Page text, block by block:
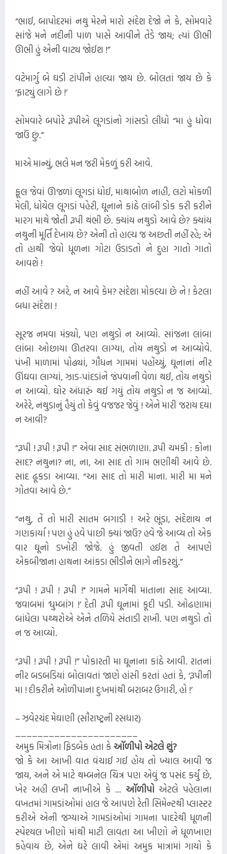
“ભાઈ, બાપોદરમાં નથુ મેરને મારો સંદેશ દેજો ને કે, સોમવારે
સાંજે મને નદીની પાળ પાસે આવીને તેડે જાય; ત્યાં ઊભી
ઊભી હું એની વાટ્ય જોઈશ !”
વટેમાર્ગુ બે ઘડી ટાંપીને હાલ્યા જાય છે. બોલતાં જાય છે કે
‘ફાટ્યું લાગે છે !’
સોમવારે બપોરે રૂપીએ લૂગડાંનો ગાંસડો લીધો “મા હું ધોવા
જાઉં છું.”
માએ માન્યું, ભલે મન જરી મેકળું કરી આવે.
ફૂલ જેવાં ઊજળાં લૂગડાં ધોઈ, માથાબોળ નાહી, લટો મોકળી
મેલી, ધોયેલ લૂગડાં પહેરી, ઘૂનાને કાંઠે લાંબી ડોક કરી કરીને
મારગ માથે જોતી રૂપી થંભી છે. ક્યાંય નથુડો આવે છે? ક્યાંય
નથુની મૂર્તિ દેખાય છે? એની તો હાલ્ય જ અછતી નહીં રહે; એ
તો હાથી જેવો ધૂળના ગોટા ઉડાડતો ને દુહા ગાતો ગાતો
આવશે !
નહીં આવે ? અરે, ન આવે કેમ? સંદેશા મોકલ્યા છે ને ! કેટલા
બધા સંદેશા !
સૂરજ નમવા મંડ્યો, પણ નથુડો ન આવ્યો. સાંજના ​લાંબા
લાંબા ઓછાયા ઊતરવા લાગ્યા, તોય નથુડો ન આવ્યોવે.
પંખી માળામાં પોઢ્યાં, ગૌધન ગામમાં પહોંચ્યું, ઘૂનાનાં નીર
ઊંઘવા લાગ્યાં, ઝાડ-પાંદડાંને જંપવાની વેળા થઈ, તોય નથુડો
ન આવ્યો. ઘોર અંધારું થઈ ગયું તોય નથુડો ન જ આવ્યો.
અરેરે, નથુડાનું હૈયું તો કેવું વજજર જેવું ! એને મારી જરાય દયા
ન આવી?
“રૂપી ! રૂપી ! રૂપી !” એવા સાદ સંભળાણા. રૂપી ચમકી : કોના
સાદ? નથુના? ના, ના, આ સાદ તો ગામ ભણીથી આવે છે.
સાદ ઢૂકડા આવ્યા. “આ સાદ તો મારી માના. મારી મા મને
ગોતવા આવે છે.”
“નથુ, તેં તો મારી સાતમ બગાડી ! અરે ભૂંડા, સંદેશાય ન
ગણકાર્યા ! પણ હું હવે પાછી ક્યાં જાઉં? હવે જે આવ્ય તો એક
વાર ઘૂનો ડખોરી જોજે. હું જીવતી હઈશ તે આપણે
એકબીજાના હાથના આંકડા ભીડીને ભાગે નીકરશું.”
“રૂપી ! રૂપી ! રૂપી !" ગામને માર્ગેથી માતાના સાદ આવ્યા.
જવાબમાં ‘ધુમ્બાંગ !’ દેતી રૂપી ઘૂનામાં કૂદી પડી. ઓઢણામાં
બાંધેલા પથ્થરોએ એને તળિયે સંતાડી રાખી. પણ નથુડો તો
ન જ આવ્યો.
“રૂપી ! રૂપી ! રૂપી !” પોકારતી મા ઘૂનાના કાંઠે આવી. રાતનાં
નીર બડબડિયાં બોલાવતાં જાણે હાંસી કરતાં હતાં કે, ‘રૂપીની
મા ! દીકરીને ઓળીપાના દુઃખમાંથી બરાબર ઉગારી, હો !’
– ઝવેરચંદ મેઘાણી (સૌરાષ્ટ્રની રસધાર)
અમુક મિત્રોના ફિડબેક હતા કે ઑળીપો એટલે શું?
જો કે આ આખી વાત વંચાઈ ગઈ હોય તો ખ્યાલ આવી જ
જાય, અને એ માટે થમ્બનેલ ચિત્ર પણ એવું જ પસંદ કર્યું છે,
ખેર અહી લખી નાખીએ કે ... ઑળીપો એટલે પહેલાના
વખતમાં ગામડાંઓમાં હાલ જે આપણે રેતી સિમેન્ટથી પ્લાસ્ટર
કરીએ એની જગ્યાએ ગામડાંઓમાં ગામના પાદરેથી ધૂળની
સ્પેશ્યલ ખીણો માંથી માટી લાવતા આ ખીણો ને ધૂળખાણ
કહેવાય છે, એને ઘરે લાવી એમાં અમુક માત્રામાં ગાયો કે